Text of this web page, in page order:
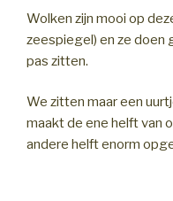
Wolken zijn mooi op
zeespiegel) en ze doen
pas zitten.
We zitten maar een
maakt de ene helft van
andere helft enorm